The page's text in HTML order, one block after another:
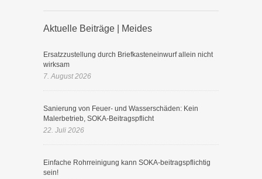
Aktuelle Beiträge | Meides
Ersatzzustellung durch Briefkasteneinwurf allein nicht
wirksam
7. August 2026
Sanierung von Feuer- und Wasserschäden: Kein
Malerbetrieb, SOKA-Beitragspflicht
22. Juli 2026
Einfache Rohrreinigung kann SOKA-beitragspflichtig
sein!